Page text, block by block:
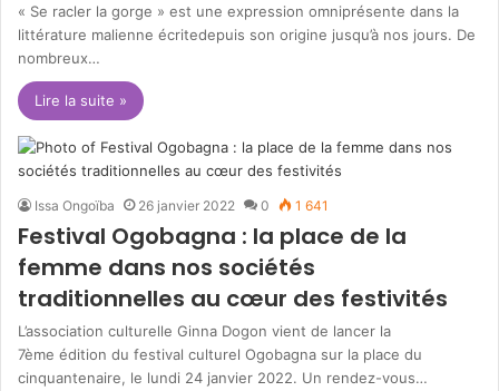
« Se racler la gorge » est une expression omniprésente dans la
littérature malienne écritedepuis son origine jusqu’à nos jours. De
nombreux…
Lire la suite »
Issa Ongoïba 26 janvier 2022 0 1 641
Festival Ogobagna : la place de la
femme dans nos sociétés
traditionnelles au cœur des festivités
L’association culturelle Ginna Dogon vient de lancer la
7ème édition du festival culturel Ogobagna sur la place du
cinquantenaire, le lundi 24 janvier 2022. Un rendez-vous…